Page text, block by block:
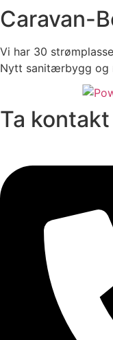
Caravan-
Vi har 30
Nytt sanitærbygg og
Ta